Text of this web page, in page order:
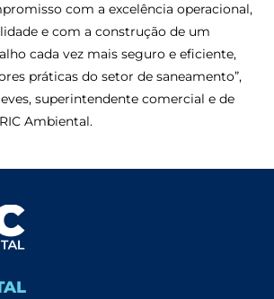
com a excelência operacional,
e com a construção de um
cada vez mais seguro e eficiente,
práticas do setor de saneamento”,
superintendente comercial e de
Ambiental.